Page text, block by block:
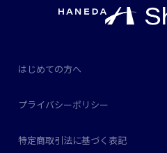
はじめての方へ
プライバシーポリシー
特定商取引法に基づく表記